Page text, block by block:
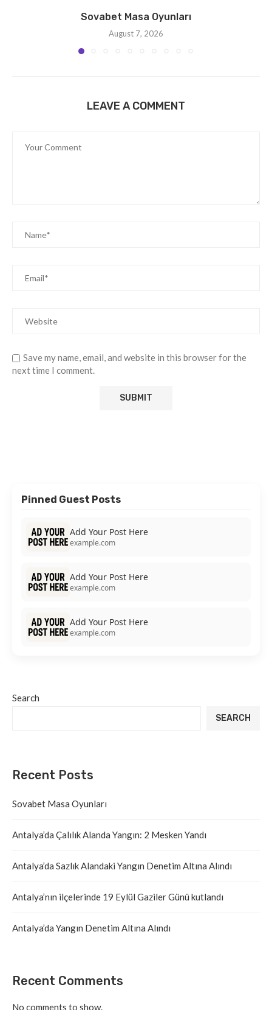
Sovabet Masa Oyunları
August 7, 2026
LEAVE A COMMENT
Save my name, email, and website in this browser for the
next time I comment.
Pinned Guest Posts
Add Your Post Here
example.com
Add Your Post Here
example.com
Add Your Post Here
example.com
Search
SEARCH
Recent Posts
Sovabet Masa Oyunları
Antalya’da Çalılık Alanda Yangın: 2 Mesken Yandı
Antalya’da Sazlık Alandaki Yangın Denetim Altına Alındı
Antalya’nın ilçelerinde 19 Eylül Gaziler Günü kutlandı
Antalya’da Yangın Denetim Altına Alındı
Recent Comments
No comments to show.